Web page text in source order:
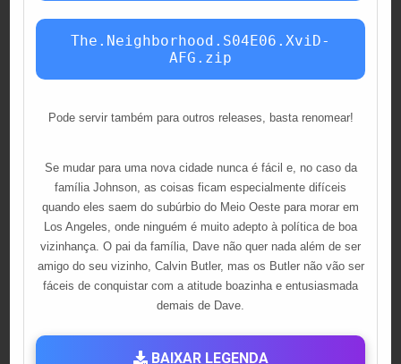
The.Neighborhood.S04E06.XviD-
AFG.zip
Pode servir também para outros releases, basta renomear!
Se mudar para uma nova cidade nunca é fácil e, no caso da
família Johnson, as coisas ficam especialmente difíceis
quando eles saem do subúrbio do Meio Oeste para morar em
Los Angeles, onde ninguém é muito adepto à política de boa
vizinhança. O pai da família, Dave não quer nada além de ser
amigo do seu vizinho, Calvin Butler, mas os Butler não vão ser
fáceis de conquistar com a atitude boazinha e entusiasmada
demais de Dave.
BAIXAR LEGENDA